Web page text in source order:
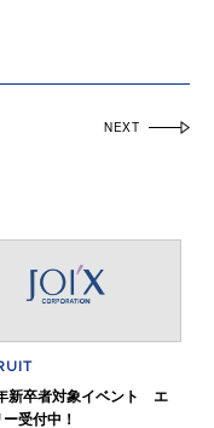
NEXT
新卒者対象イベント エ
受付中！